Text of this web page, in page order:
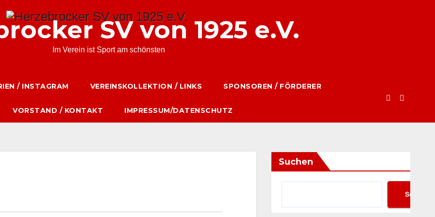
SV von 1925 e.V.
Im Verein ist Sport am schönsten
/ INSTAGRAM VEREINSKOLLEKTION / LINKS SPONSOREN / FÖRDERER
VORSTAND / KONTAKT IMPRESSUM/DATENSCHUTZ
Suchen
Suchen